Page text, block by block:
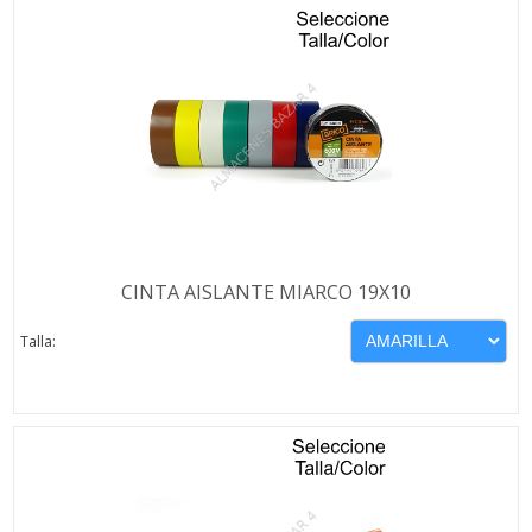
CINTA AISLANTE MIARCO 19X10
Talla: